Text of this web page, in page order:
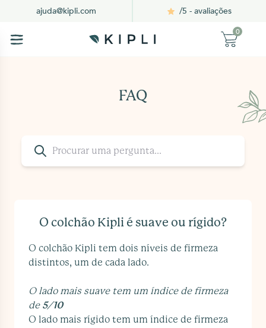
ajuda@kipli.com /5 - avaliações
0
FAQ
O colchão Kipli é suave ou rígido?
O colchão Kipli tem dois níveis de firmeza
distintos, um de cada lado.
O lado mais suave tem um índice de firmeza
de 5/10
O lado mais rígido tem um índice de firmeza